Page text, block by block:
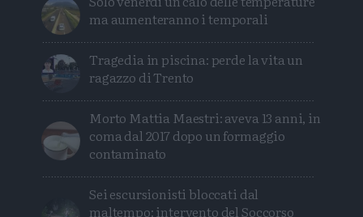
ma aumenteranno i temporali
Tragedia in piscina: perde la vita un
ragazzo di Trento
Morto Mattia Maestri: aveva 13 anni, in
coma dal 2017 dopo un formaggio
contaminato
Sei escursionisti bloccati dal
maltempo: intervento del Soccorso